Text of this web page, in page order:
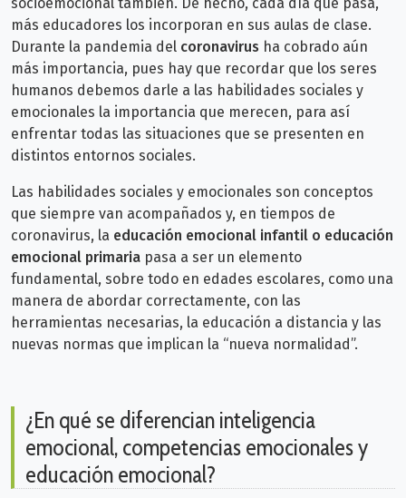
más educadores los incorporan en sus aulas de clase.
Durante la pandemia del coronavirus ha cobrado aún
más importancia, pues hay que recordar que los seres
humanos debemos darle a las habilidades sociales y
emocionales la importancia que merecen, para así
enfrentar todas las situaciones que se presenten en
distintos entornos sociales.
Las habilidades sociales y emocionales son conceptos
que siempre van acompañados y, en tiempos de
coronavirus, la educación emocional infantil o educación
emocional primaria pasa a ser un elemento
fundamental, sobre todo en edades escolares, como una
manera de abordar correctamente, con las
herramientas necesarias, la educación a distancia y las
nuevas normas que implican la “nueva normalidad”.
¿En qué se diferencian inteligencia
emocional, competencias emocionales y
educación emocional?